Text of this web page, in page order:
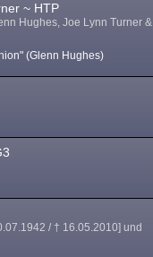
~ HTP
Hughes, Joe Lynn Turner &
(Glenn Hughes)
/ † 16.05.2010] und